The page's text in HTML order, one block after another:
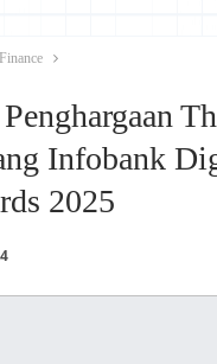
Finance
Infobank
2025